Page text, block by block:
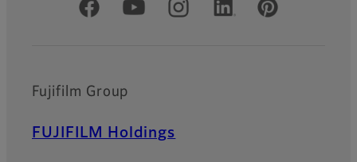
Comptes officiels réseaux sociaux
Fujifilm Group
FUJIFILM Holdings